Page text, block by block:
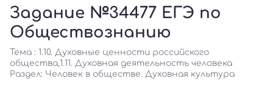
Задание №34477 ЕГЭ по
Обществознанию
Тема : 1.10. Духовные ценности российского
общества,1.11. Духовная деятельность человека
Раздел: Человек в обществе. Духовная культура